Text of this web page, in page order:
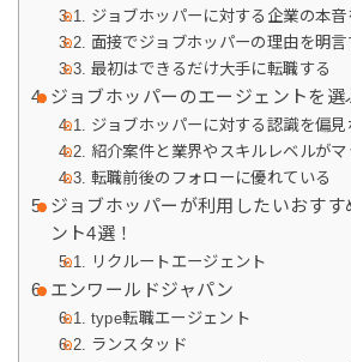
ジョブホッパーに対する企業の本音
面接でジョブホッパーの理由を明言
最初はできるだけ大手に転職する
ジョブホッパーのエージェントを選
ジョブホッパーに対する認識を偏見
紹介案件と業界やスキルレベルがマ
転職前後のフォローに優れている
ジョブホッパーが利用したいおすす
ント4選！
リクルートエージェント
エンワールドジャパン
type転職エージェント
ランスタッド